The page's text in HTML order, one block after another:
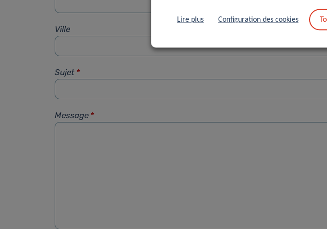
Ville
Sujet *
Message *
Lire plus Configuration des cookies